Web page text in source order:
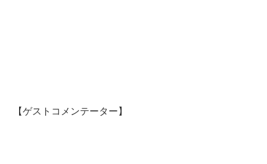
【ゲストコメンテーター】